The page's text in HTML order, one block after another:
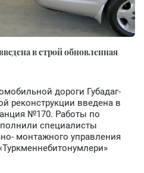
в строй обновленная
дороги Губадаг-
реконструкции введена в
№170. Работы по
специалисты
монтажного управления